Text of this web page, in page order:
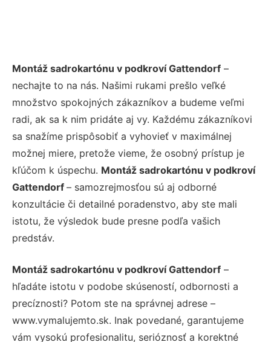
Montáž sadrokartónu v podkroví Gattendorf –
nechajte to na nás. Našimi rukami prešlo veľké
množstvo spokojných zákazníkov a budeme veľmi
radi, ak sa k nim pridáte aj vy. Každému zákazníkovi
sa snažíme prispôsobiť a vyhovieť v maximálnej
možnej miere, pretože vieme, že osobný prístup je
kľúčom k úspechu. Montáž sadrokartónu v podkroví
Gattendorf – samozrejmosťou sú aj odborné
konzultácie či detailné poradenstvo, aby ste mali
istotu, že výsledok bude presne podľa vašich
predstáv.
Montáž sadrokartónu v podkroví Gattendorf –
hľadáte istotu v podobe skúseností, odbornosti a
precíznosti? Potom ste na správnej adrese –
www.vymalujemto.sk. Inak povedané, garantujeme
vám vysokú profesionalitu, serióznosť a korektné